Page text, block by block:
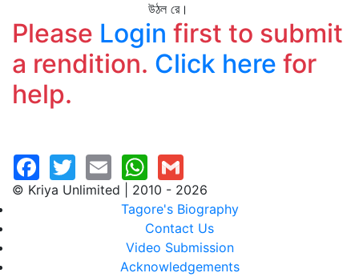
উঠল রে।
Please Login first to submit
a rendition. Click here for
help.
© Kriya Unlimited | 2010 - 2026
Tagore's Biography
Contact Us
Video Submission
Acknowledgements